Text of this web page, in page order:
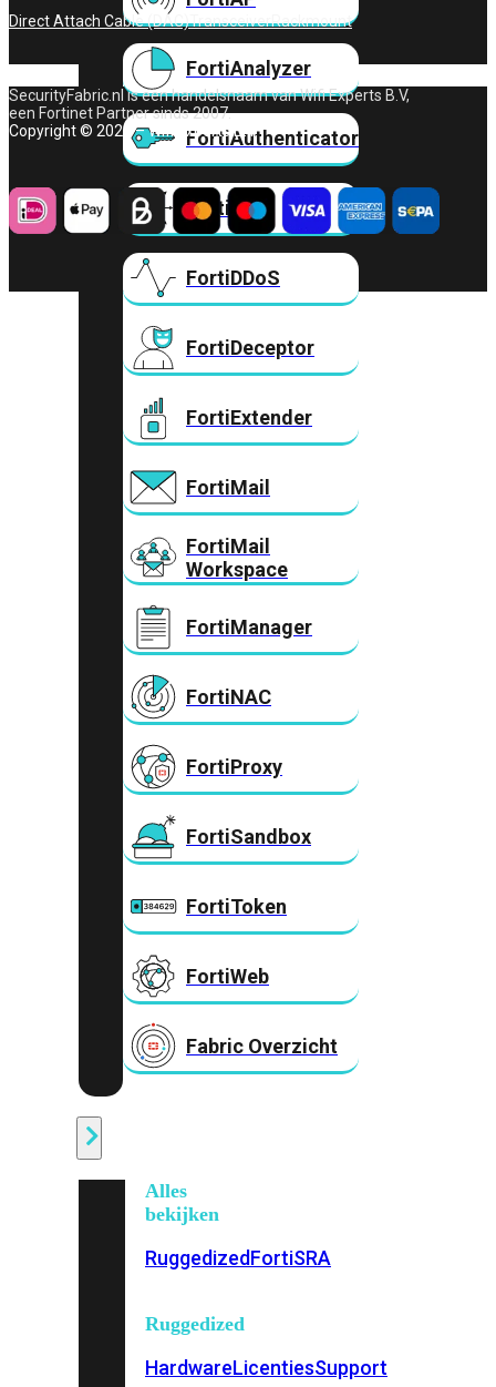
FortiAnalyzer
FortiAuthenticator
FortiADC
FortiDDoS
FortiDeceptor
FortiExtender
FortiMail
FortiMail
Workspace
FortiManager
FortiNAC
FortiProxy
FortiSandbox
FortiToken
FortiWeb
Fabric Overzicht
Alles
bekijken
RuggedizedFortiSRA
Ruggedized
HardwareLicentiesSupport
Direct Attach Cable (DAC)TransceiverRackmount
SecurityFabric.nl is een handelsnaam van Wifi Experts B.V,
een Fortinet Partner sinds 2007.
Copyright © 2026 – Wifi Experts B.V.